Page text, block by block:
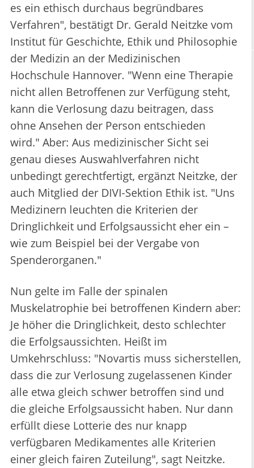
es ein ethisch durchaus begründbares
Verfahren", bestätigt Dr. Gerald Neitzke vom
Institut für Geschichte, Ethik und Philosophie
der Medizin an der Medizinischen
Hochschule Hannover. "Wenn eine Therapie
nicht allen Betroffenen zur Verfügung steht,
kann die Verlosung dazu beitragen, dass
ohne Ansehen der Person entschieden
wird." Aber: Aus medizinischer Sicht sei
genau dieses Auswahlverfahren nicht
unbedingt gerechtfertigt, ergänzt Neitzke, der
auch Mitglied der DIVI-Sektion Ethik ist. "Uns
Medizinern leuchten die Kriterien der
Dringlichkeit und Erfolgsaussicht eher ein –
wie zum Beispiel bei der Vergabe von
Spenderorganen."
Nun gelte im Falle der spinalen
Muskelatrophie bei betroffenen Kindern aber:
Je höher die Dringlichkeit, desto schlechter
die Erfolgsaussichten. Heißt im
Umkehrschluss: "Novartis muss sicherstellen,
dass die zur Verlosung zugelassenen Kinder
alle etwa gleich schwer betroffen sind und
die gleiche Erfolgsaussicht haben. Nur dann
erfüllt diese Lotterie des nur knapp
verfügbaren Medikamentes alle Kriterien
einer gleich fairen Zuteilung", sagt Neitzke.